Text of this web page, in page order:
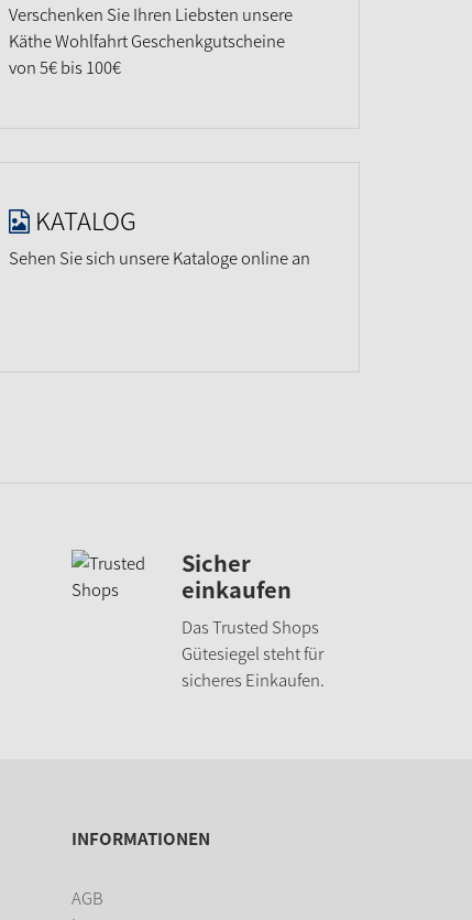
Verschenken Sie Ihren Liebsten unsere
Käthe Wohlfahrt Geschenkgutscheine
von 5€ bis 100€
KATALOG
Sehen Sie sich unsere Kataloge online an
Sicher
einkaufen
Das Trusted Shops
Gütesiegel steht für
sicheres Einkaufen.
INFORMATIONEN
AGB